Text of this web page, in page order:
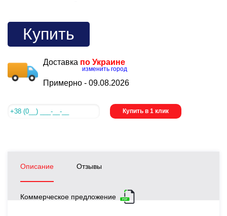
Купить
Доставка по Украине
изменить город
Примерно - 09.08.2026
Купить в 1 клик
Описание Отзывы
Коммерческое предложение